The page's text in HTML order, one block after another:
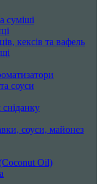
суміші
кексів та вафель
соуси
соуси, майонез
Oil)